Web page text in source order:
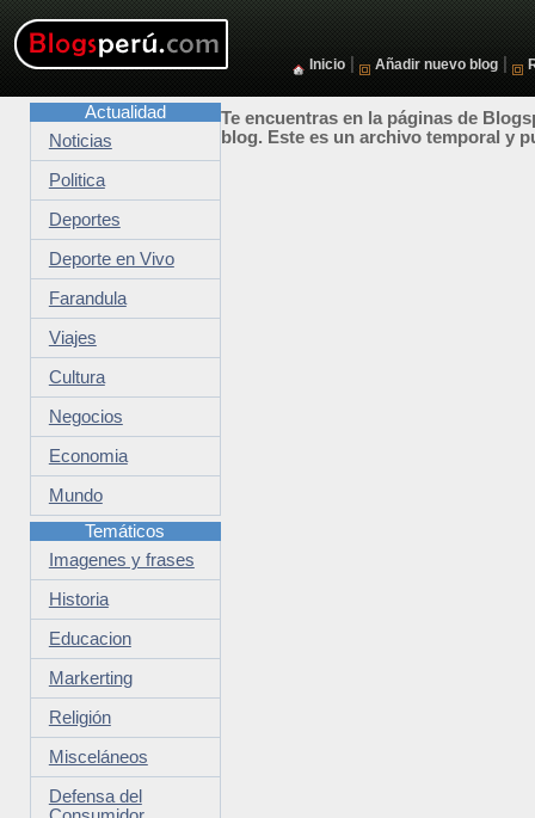
Inicio Añadir nuevo blog
Te encuentras en la páginas de
blog. Este es un archivo temporal y
Actualidad
Noticias
Politica
Deportes
Deporte en Vivo
Farandula
Viajes
Cultura
Negocios
Economia
Mundo
Temáticos
Imagenes y frases
Historia
Educacion
Markerting
Religión
Misceláneos
Defensa del